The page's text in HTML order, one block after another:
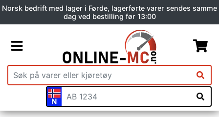
Norsk bedrift med lager i Førde, lagerførte varer sendes samme
dag ved bestilling før 13:00